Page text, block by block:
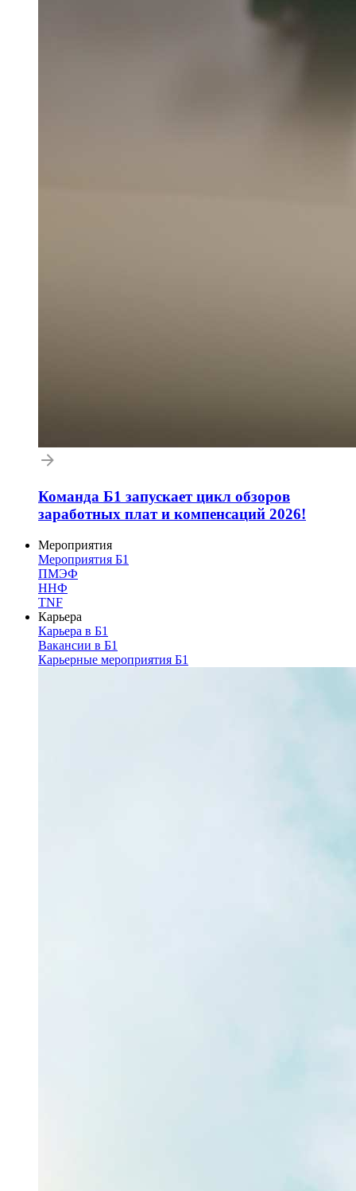
Команда Б1 запускает цикл обзоров
заработных плат и компенсаций 2026!
Мероприятия
Мероприятия Б1
ПМЭФ
ННФ
TNF
Карьера
Карьера в Б1
Вакансии в Б1
Карьерные мероприятия Б1